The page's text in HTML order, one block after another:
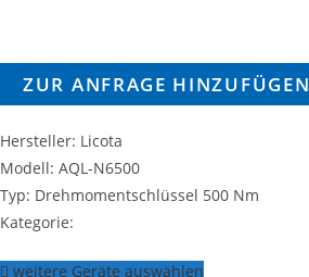
ZUR ANFRAGE HINZUFÜGEN
Hersteller: Licota
Modell: AQL-N6500
Typ: Drehmomentschlüssel 500 Nm
Kategorie:
weitere Geräte auswählen